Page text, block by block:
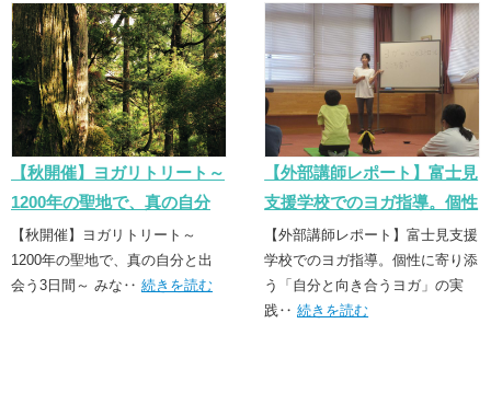
【秋開催】ヨガリトリート～
1200年の聖地で、真の自分
と出会う3日間～
【秋開催】ヨガリトリート～
1200年の聖地で、真の自分と出
会う3日間～ みな‥ 続きを読む
【外部講師レポート】富士見
支援学校でのヨガ指導。個性
に寄り添う「誠実なヨガ」の
実践
【外部講師レポート】富士見支援
学校でのヨガ指導。個性に寄り添
う「自分と向き合うヨガ」の実
践‥続きを読む